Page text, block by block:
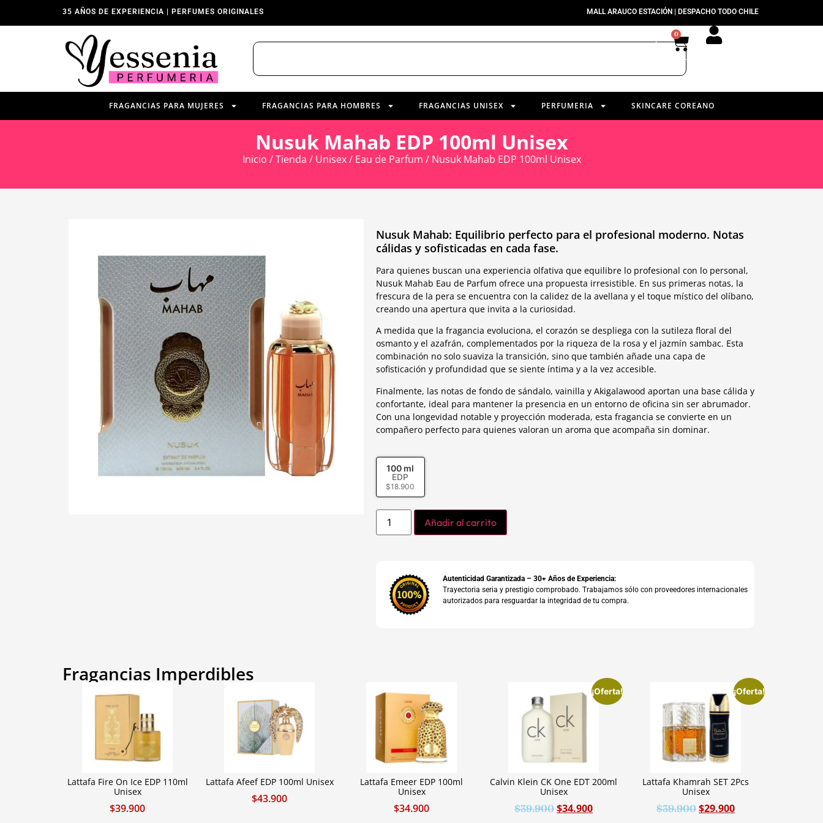
35 AÑOS DE EXPERIENCIA | PERFUMES ORIGINALES MALL ARAUCO ESTACIÓN | DESPACHO TODO CHILE
0
FRAGANCIAS PARA MUJERES FRAGANCIAS PARA HOMBRES FRAGANCIAS UNISEX PERFUMERIA SKINCARE COREANO
Nusuk Mahab EDP 100ml Unisex
Inicio /Tienda / Unisex/ Eau de Parfum / Nusuk Mahab EDP 100ml Unisex
Nusuk Mahab: Equilibrio perfecto para el profesional moderno. Notas
cálidas y sofisticadas en cada fase.
Para quienes buscan una experiencia olfativa que equilibre lo profesional con lo personal,
Nusuk Mahab Eau de Parfum ofrece una propuesta irresistible. En sus primeras notas, la
frescura de la pera se encuentra con la calidez de la avellana y el toque místico del olíbano,
creando una apertura que invita a la curiosidad.
A medida que la fragancia evoluciona, el corazón se despliega con la sutileza floral del
osmanto y el azafrán, complementados por la riqueza de la rosa y el jazmín sambac. Esta
combinación no solo suaviza la transición, sino que también añade una capa de
sofisticación y profundidad que se siente íntima y a la vez accesible.
Finalmente, las notas de fondo de sándalo, vainilla y Akigalawood aportan una base cálida y
confortante, ideal para mantener la presencia en un entorno de oficina sin ser abrumador.
Con una longevidad notable y proyección moderada, esta fragancia se convierte en un
compañero perfecto para quienes valoran un aroma que acompaña sin dominar.
100 ml
EDP
$18.900
Añadir al carrito
Autenticidad Garantizada – 30+ Años de Experiencia:
Trayectoria seria y prestigio comprobado. Trabajamos sólo con proveedores internacionales
autorizados para resguardar la integridad de tu compra.
Fragancias Imperdibles
Lattafa Fire On Ice EDP 110ml
Unisex
$39.900
Lattafa Afeef EDP 100ml Unisex
$43.900
Lattafa Emeer EDP 100ml
Unisex
$34.900
¡Oferta!
Calvin Klein CK One EDT 200ml
Unisex
$39.900 $34.900
¡Oferta!
Lattafa Khamrah SET 2Pcs
Unisex
$39.900 $29.900